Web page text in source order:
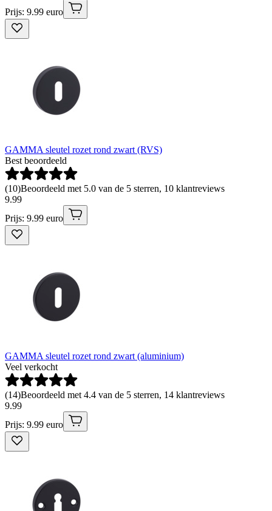
Prijs: 9.99 euro
GAMMA sleutel rozet rond zwart (RVS)
Best beoordeeld
(10)Beoordeeld met 5.0 van de 5 sterren, 10 klantreviews
9.99
Prijs: 9.99 euro
GAMMA sleutel rozet rond zwart (aluminium)
Veel verkocht
(14)Beoordeeld met 4.4 van de 5 sterren, 14 klantreviews
9.99
Prijs: 9.99 euro